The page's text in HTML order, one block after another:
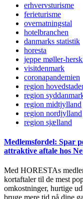
erhvervsturisme
ferieturisme
overnatningstal
hotelbranchen
danmarks statistik
horesta
jeppe møller-
visitdenmark
coronapandemien
region
region
region midtjylland
region nordjylland
region sjælland
Medlemsfordel: Spar
attraktive aftale hos
Med HORESTAs
kortaftaler til de mest
omkostninger, hurtige